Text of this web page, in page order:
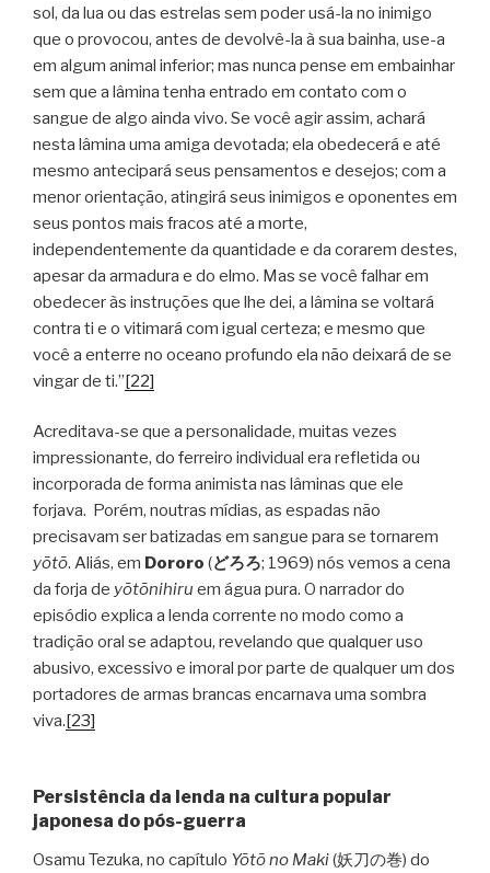
sol, da lua ou das estrelas sem poder usá-la no inimigo
que o provocou, antes de devolvê-la à sua bainha, use-a
em algum animal inferior; mas nunca pense em embainhar
sem que a lâmina tenha entrado em contato com o
sangue de algo ainda vivo. Se você agir assim, achará
nesta lâmina uma amiga devotada; ela obedecerá e até
mesmo antecipará seus pensamentos e desejos; com a
menor orientação, atingirá seus inimigos e oponentes em
seus pontos mais fracos até a morte,
independentemente da quantidade e da corarem destes,
apesar da armadura e do elmo. Mas se você falhar em
obedecer às instruções que lhe dei, a lâmina se voltará
contra ti e o vitimará com igual certeza; e mesmo que
você a enterre no oceano profundo ela não deixará de se
vingar de ti.”[22]
Acreditava-se que a personalidade, muitas vezes
impressionante, do ferreiro individual era refletida ou
incorporada de forma animista nas lâminas que ele
forjava. Porém, noutras mídias, as espadas não
precisavam ser batizadas em sangue para se tornarem
yōtō. Aliás, em Dororo (どろろ; 1969) nós vemos a cena
da forja de yōtōnihiru em água pura. O narrador do
episódio explica a lenda corrente no modo como a
tradição oral se adaptou, revelando que qualquer uso
abusivo, excessivo e imoral por parte de qualquer um dos
portadores de armas brancas encarnava uma sombra
viva. [23]
Persistência da lenda na cultura popular
japonesa do pós-guerra
Osamu Tezuka, no capítulo Yōtō no Maki(妖刀の巻) do